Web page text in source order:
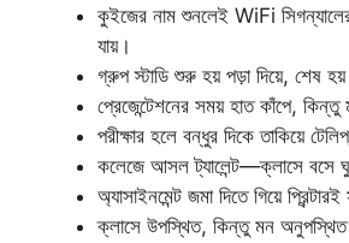
কুইজের নাম শুনলেই WiFi
যায়।
গ্রুপ স্টাডি শুরু হয় পড়া দিয়ে, শেষ
প্রেজেন্টেশনের সময় হাত কাঁপে, কিন্তু
পরীক্ষার হলে বন্ধুর দিকে তাকিয়ে
কলেজে আসল ট্যালেন্ট—ক্লাসে বসে
অ্যাসাইনমেন্ট জমা দিতে গিয়ে
ক্লাসে উপস্থিত, কিন্তু মন